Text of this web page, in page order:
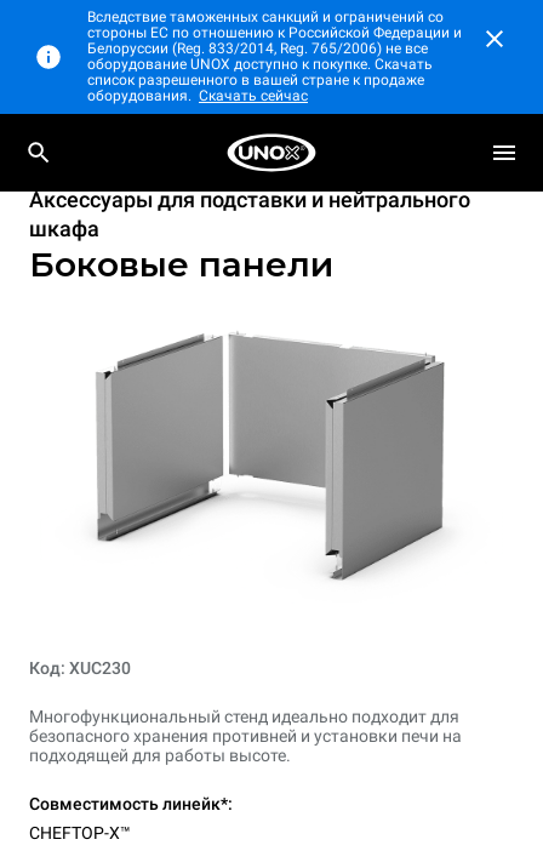
Вследствие таможенных санкций и ограничений со
стороны ЕС по отношению к Российской Федерации и
Белоруссии (Reg. 833/2014, Reg. 765/2006) не все
оборудование UNOX доступно к покупке. Скачать
список разрешенного в вашей стране к продаже
оборудования. Скачать сейчас
Аксессуары для подставки и нейтрального
шкафа
Боковые панели
Код: XUC230
Многофункциональный стенд идеально подходит для
безопасного хранения противней и установки печи на
подходящей для работы высоте.
Совместимость линейк*:
CHEFTOP-X™